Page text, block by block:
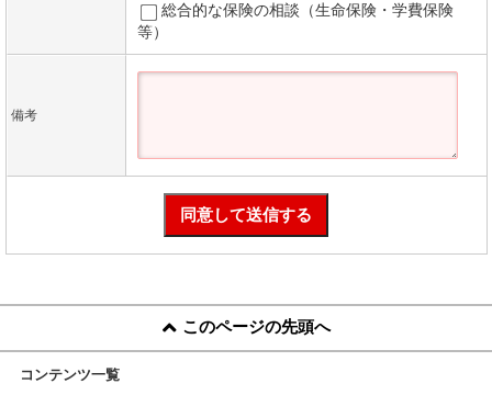
総合的な保険の相談（生命保険・学費保険
等）
備考
このページの先頭へ
コンテンツ一覧